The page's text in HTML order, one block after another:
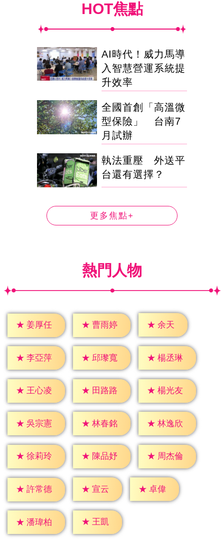
HOT焦點
AI時代！威力馬導
入智慧營運系統提
升效率
全國首創「高溫微
型保險」 台南7
月試辦
執法重壓 外送平
台還有選擇？
更多焦點+
熱門人物
★ 姜厚任 ★ 曹雨婷 ★ 余天
★ 李亞萍 ★ 邱瓈寬 ★ 楊丞琳
★ 王心凌 ★ 田路路 ★ 楊光友
★ 吳宗憲 ★ 林春銘 ★ 林逸欣
★ 徐莉玲 ★ 陳品妤 ★ 周杰倫
★ 許常德 ★ 宣云 ★ 卓偉
★ 潘瑋柏 ★ 王凱